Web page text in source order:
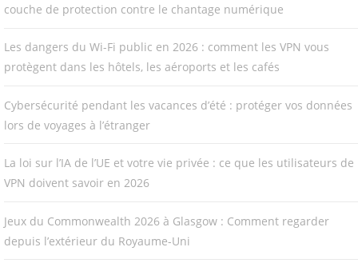
couche de protection contre le chantage numérique
Les dangers du Wi-Fi public en 2026 : comment les VPN vous
protègent dans les hôtels, les aéroports et les cafés
Cybersécurité pendant les vacances d’été : protéger vos données
lors de voyages à l’étranger
La loi sur l’IA de l’UE et votre vie privée : ce que les utilisateurs de
VPN doivent savoir en 2026
Jeux du Commonwealth 2026 à Glasgow : Comment regarder
depuis l’extérieur du Royaume-Uni